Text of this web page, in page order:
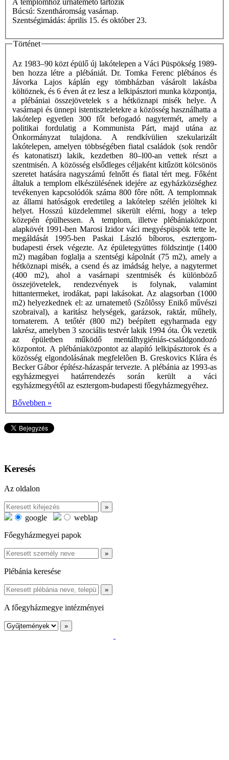
Búcsú: Szentháromság vasárnap.
Szentségimádás: április 15. és október 23.
Történet
Az 1983–90 közt épülő új lakótelepen a Váci Püspökség 1989-
ben hozza létre a plébániát. Dr. Tomka Ferenc plébános és
Jávorka Lajos káplán egy tömbházban vásárolt lakásba
költöznek, és 6 éven át ez lesz a lelkipásztori munka központja,
a plébániai összejövetelek s a hétköznapi misék helye. A
vasárnapi és ünnepi istentiszteletekre a közösség használhatta a
lakótelep egyetlen 300 főt befogadó nagytermét, amely a
politikai fordulatig a Kommunista Párt, majd utána az
Önkormányzat tulajdona. A rendkívülien szekularizált
lakótelepen, amelyen többségében fiatal családok (sok rendôr
és katonatiszt) lakik, kezdetben 80–l00-an vettek részt a
szentmisén. A közösség elsődleges céljaként kitűzött kölcsönös
szeretet hatására nagyszámú felnőtt és fiatal tért meg. Főként
általuk a templom elkészülésének idejére az egyházközséghez
tevékenyen kapcsolódók száma 800 fôre nőtt. A templomnak
az állami hatóságok eredetileg a lakótelep szélén jelöltek ki
helyet. Hosszú küzdelemmel sikerült elérni, hogy a telep
közepén épülhessen. A templom, illetve plébániaközpont
alapkövét 1991-ben Marosi Izidor váci megyéspüspök tette le,
megáldását 1995-ben Paskai László bíboros, esztergom-
budapesti érsek végezte. Az épületegyüttes földszintje (1400
m2) magában foglalja a szentségi kápolnát (75 m2), amely a
hétköznapi misék, a csend és az imádság helye, a nagytermet
(400 m2), ahol a vasárnapi szentmisék és különböző
összejövetelek, rendezvények is folynak, valamint
hittantermeket, irodákat, papi lakásokat. Az alagsorban (1000
m2) helyezkednek el: az urnatemetô (Szôlôssy Enikő művészi
szobraival), a karitász helységek, garázsok, raktár, műhely,
tornaterem. A tetőtér (800 m2) beépített egyharmada egy
lakrész, amelyben 3 szociális testvér lakik 1994 óta. Ôk vezetik
az épületben működő mentálhygiéniás-családgondozó
központot. A plébániaközpontot az alapító lelkipásztorok és a
közösség elgondolásának megfelelôen B. Greskovics Klára és
Becker Gábor építész-házaspár tervezte. A plébánia az 1993-as
egyházmegyei határrendezés során került a váci
egyházmegyétől az esztergom-budapesti főegyházmegyéhez.
Bővebben »
Keresés
Az oldalon
google
weblap
Főegyházmegyei papok
Plébánia keresése
A főegyházmegye intézményei